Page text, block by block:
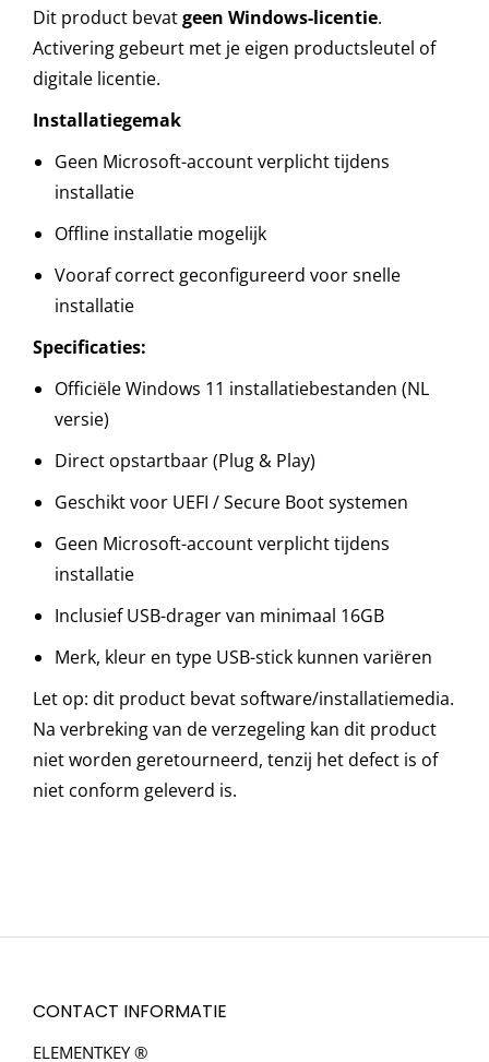
Dit product bevatgeen Windows-licentie.
Activering gebeurt met je eigen productsleutel of
digitale licentie.
Installatiegemak
Geen Microsoft-account verplicht tijdens
installatie
Offline installatie mogelijk
Vooraf correct geconfigureerd voor snelle
installatie
Specificaties:
Officiële Windows 11 installatiebestanden (NL
versie)
Direct opstartbaar (Plug & Play)
Geschikt voor UEFI / Secure Boot systemen
Geen Microsoft-account verplicht tijdens
installatie
Inclusief USB-drager van minimaal 16GB
Merk, kleur en type USB-stick kunnen variëren
Let op: dit product bevat software/installatiemedia.
Na verbreking van de verzegeling kan dit product
niet worden geretourneerd, tenzij het defect is of
niet conform geleverd is.
CONTACT INFORMATIE
ELEMENTKEY ®